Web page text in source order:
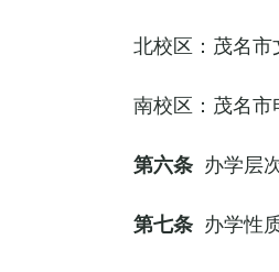
北校区：茂名市
南校区：茂名市
第六条 办学层
第七条 办学性